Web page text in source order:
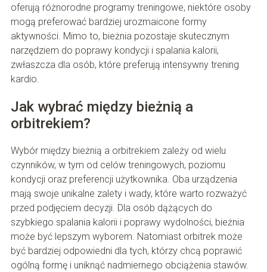
oferują różnorodne programy treningowe, niektóre osoby
mogą preferować bardziej urozmaicone formy
aktywności. Mimo to, bieżnia pozostaje skutecznym
narzędziem do poprawy kondycji i spalania kalorii,
zwłaszcza dla osób, które preferują intensywny trening
kardio.
Jak wybrać między bieżnią a
orbitrekiem?
Wybór między bieżnią a orbitrekiem zależy od wielu
czynników, w tym od celów treningowych, poziomu
kondycji oraz preferencji użytkownika. Oba urządzenia
mają swoje unikalne zalety i wady, które warto rozważyć
przed podjęciem decyzji. Dla osób dążących do
szybkiego spalania kalorii i poprawy wydolności, bieżnia
może być lepszym wyborem. Natomiast orbitrek może
być bardziej odpowiedni dla tych, którzy chcą poprawić
ogólną formę i uniknąć nadmiernego obciążenia stawów.